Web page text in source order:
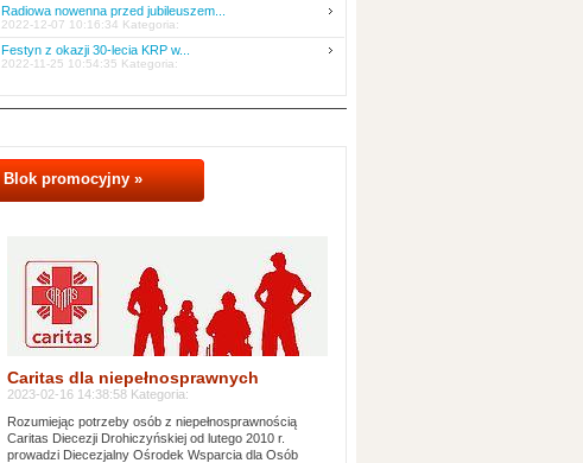
Radiowa nowenna przed jubileuszem...
2022-12-07 10:16:34 Kategoria:
Festyn z okazji 30-lecia KRP w...
2022-11-25 10:54:35 Kategoria:
Blok promocyjny »
Caritas dla niepełnosprawnych
2023-02-16 14:38:58 Kategoria:
Rozumiejąc potrzeby osób z niepełnosprawnością
Caritas Diecezji Drohiczyńskiej od lutego 2010 r.
prowadzi Diecezjalny Ośrodek Wsparcia dla Osób